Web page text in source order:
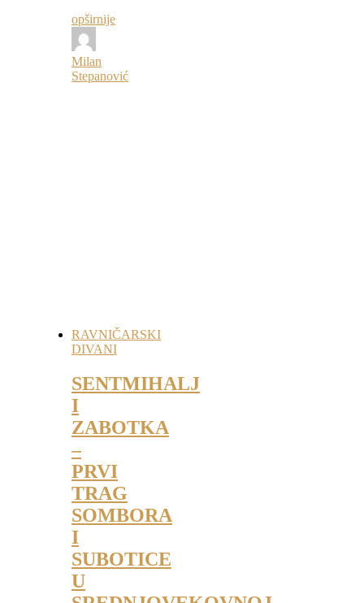
opširnije
Milan
Stepanović
RAVNIČARSKI
DIVANI
SENTMIHALJ
I
ZABOTKA
–
PRVI
TRAG
SOMBORA
I
SUBOTICE
U